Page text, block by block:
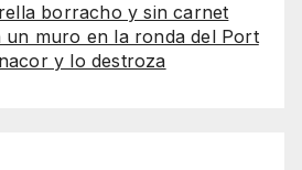
borracho y sin carnet
un muro en la ronda del Port
y lo destroza